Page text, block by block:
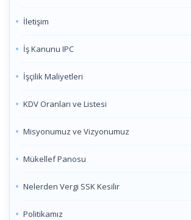
İletişim
İş Kanunu IPC
İşçilik Maliyetleri
KDV Oranları ve Listesi
Misyonumuz ve Vizyonumuz
Mükellef Panosu
Nelerden Vergi SSK Kesilir
Politikamız